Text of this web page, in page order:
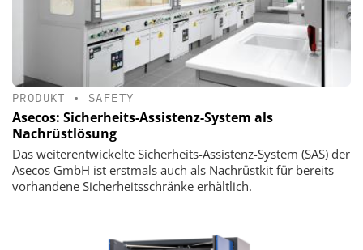
PRODUKT • SAFETY
Asecos: Sicherheits-Assistenz-System als
Nachrüstlösung
Das weiterentwickelte Sicherheits-Assistenz-System (SAS) der
Asecos GmbH ist erstmals auch als Nachrüstkit für bereits
vorhandene Sicherheitsschränke erhältlich.